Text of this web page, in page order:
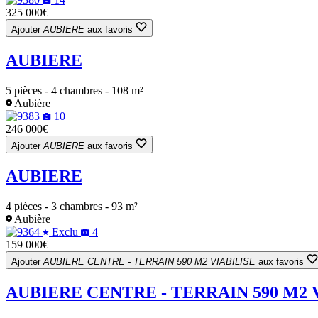
325 000€
Ajouter AUBIERE aux favoris
AUBIERE
5 pièces - 4 chambres - 108 m²
Aubière
10
246 000€
Ajouter AUBIERE aux favoris
AUBIERE
4 pièces - 3 chambres - 93 m²
Aubière
Exclu
4
159 000€
AjouterAUBIERE CENTRE - TERRAIN 590 M2 VIABILISE aux favoris
AUBIERE CENTRE - TERRAIN 590 M2